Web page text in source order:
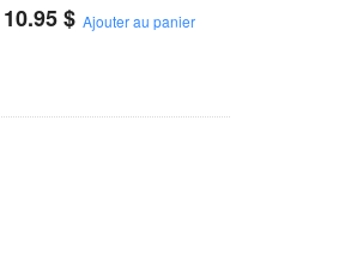
10.95$ Ajouter au panier